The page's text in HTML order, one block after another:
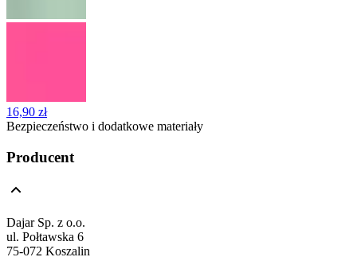
16,90 zł
Bezpieczeństwo i dodatkowe materiały
Producent
Dajar Sp. z o.o.
ul. Połtawska 6
75-072 Koszalin